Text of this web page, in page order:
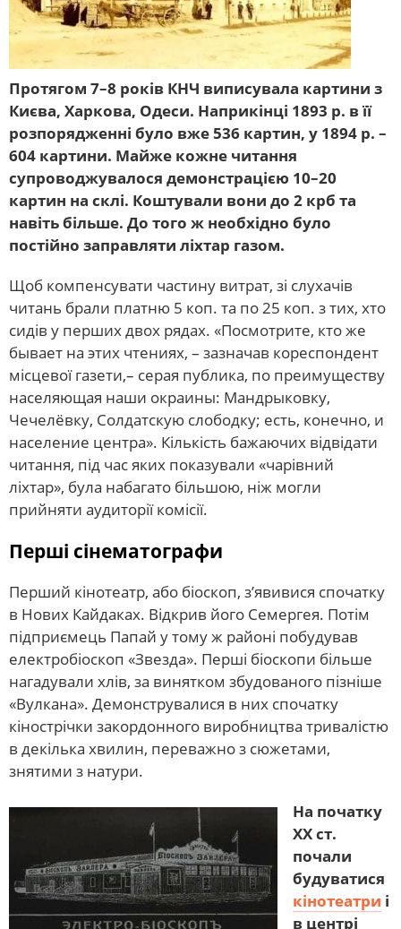
Протягом 7–8 років КНЧ виписувала картини з
Києва, Харкова, Одеси. Наприкінці 1893 р. в її
розпорядженні було вже 536 картин, у 1894 р. –
604 картини. Майже кожне читання
супроводжувалося демонстрацією 10–20
картин на склі. Коштували вони до 2 крб та
навіть більше. До того ж необхідно було
постійно заправляти ліхтар газом.
Щоб компенсувати частину витрат, зі слухачів
читань брали платню 5 коп. та по 25 коп. з тих, хто
сидів у перших двох рядах. «Посмотрите, кто же
бывает на этих чтениях, – зазначав кореспондент
місцевої газети,– серая публика, по преимуществу
населяющая наши окраины: Мандрыковку,
Чечелёвку, Солдатскую слободку; есть, конечно, и
население центра». Кількість бажаючих відвідати
читання, під час яких показували «чарівний
ліхтар», була набагато більшою, ніж могли
прийняти аудиторії комісії.
Перші сінематографи
Перший кінотеатр, або біоскоп, з’явивися спочатку
в Нових Кайдаках. Відкрив його Семергея. Потім
підприємець Папай у тому ж районі побудував
електробіоскоп «Звезда». Перші біоскопи більше
нагадували хлів, за винятком збудованого пізніше
«Вулкана». Демонструвалися в них спочатку
кінострічки закордонного виробництва тривалістю
в декілька хвилин, переважно з сюжетами,
знятими з натури.
На початку
ХХ ст.
почали
будуватися
кінотеатри і
в центрі